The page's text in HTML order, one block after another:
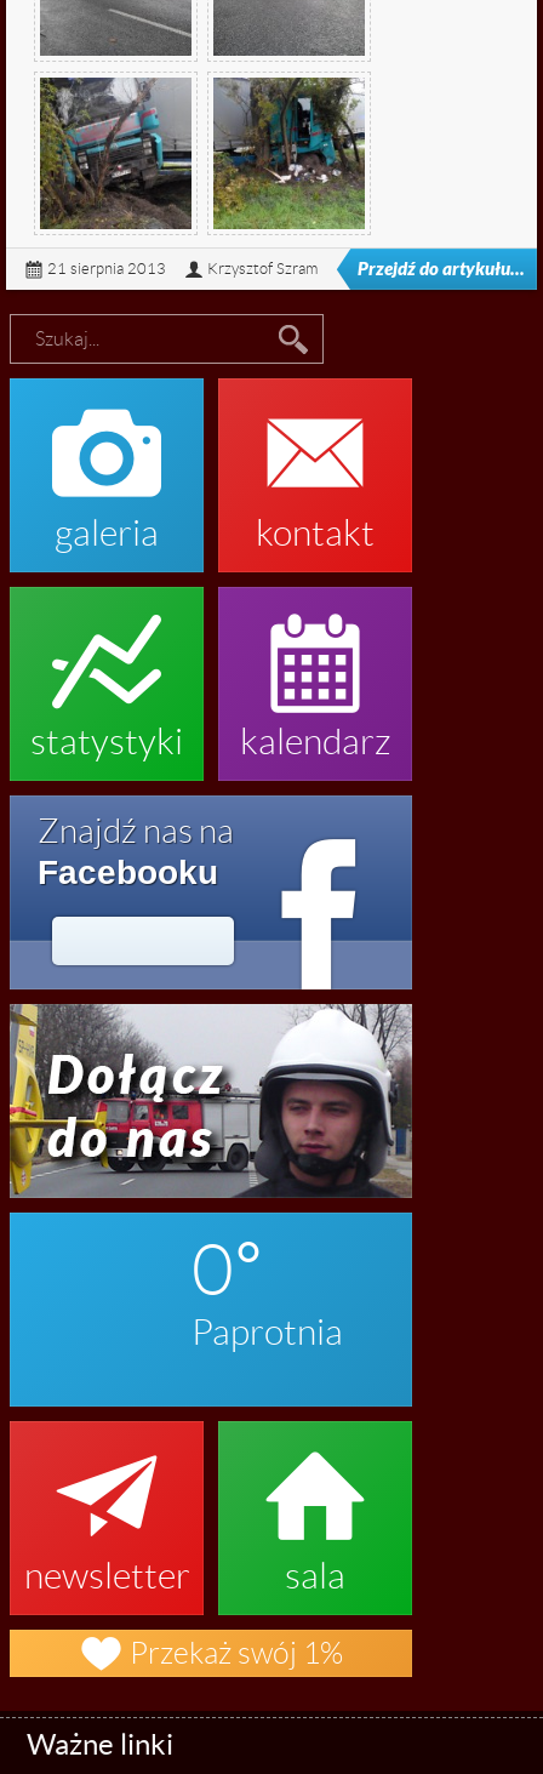
21 sierpnia 2013 Krzysztof Szram Przejdź do artykułu...

galeria

kontakt

statystyki

kalendarz
Znajdź nas na
Facebooku

0
Paprotnia

newsletter

sala
 Przekaż swój 1%
Ważne linki